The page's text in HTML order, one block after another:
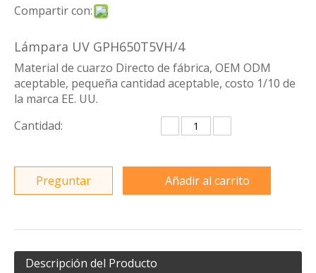
Compartir con:
Lámpara UV GPH650T5VH/4
Material de cuarzo Directo de fábrica, OEM ODM
aceptable, pequeña cantidad aceptable, costo 1/10 de
la marca EE. UU.
Cantidad:
Preguntar Añadir al carrito
Descripción del Producto